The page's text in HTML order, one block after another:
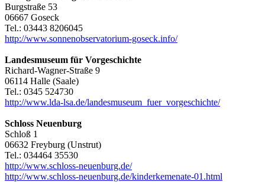
Burgstraße 53
06667 Goseck
Tel.: 03443 8206045
http://www.sonnenobservatorium-goseck.info/
Landesmuseum für Vorgeschichte
Richard-Wagner-Straße 9
06114 Halle (Saale)
Tel.: 0345 524730
http://www.lda-lsa.de/landesmuseum_fuer_vorgeschichte/
Schloss Neuenburg
Schloß 1
06632 Freyburg (Unstrut)
Tel.: 034464 35530
http://www.schloss-neuenburg.de/
http://www.schloss-neuenburg.de/kinderkemenate-01.html